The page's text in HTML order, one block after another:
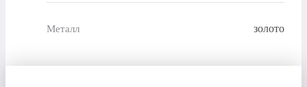
Металл золото